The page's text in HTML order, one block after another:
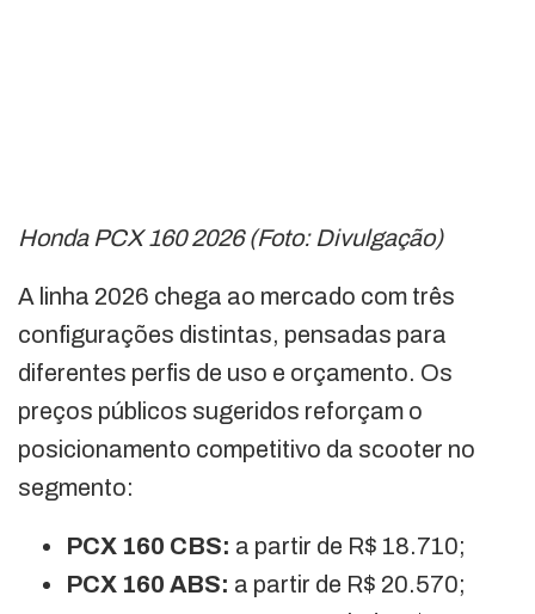
Honda PCX 160 2026 (Foto: Divulgação)
A linha 2026 chega ao mercado com três
configurações distintas, pensadas para
diferentes perfis de uso e orçamento. Os
preços públicos sugeridos reforçam o
posicionamento competitivo da scooter no
segmento:
PCX 160 CBS: a partir de R$ 18.710;
PCX 160 ABS: a partir de R$ 20.570;